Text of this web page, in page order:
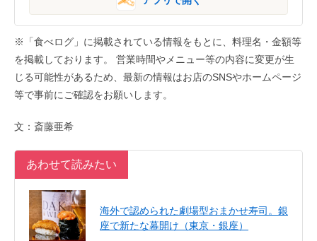
※「食べログ」に掲載されている情報をもとに、料理名・金額等
を掲載しております。 営業時間やメニュー等の内容に変更が生
じる可能性があるため、最新の情報はお店のSNSやホームページ
等で事前にご確認をお願いします。
文：斎藤亜希
あわせて読みたい
海外で認められた劇場型おまかせ寿司。銀
座で新たな幕開け（東京・銀座）